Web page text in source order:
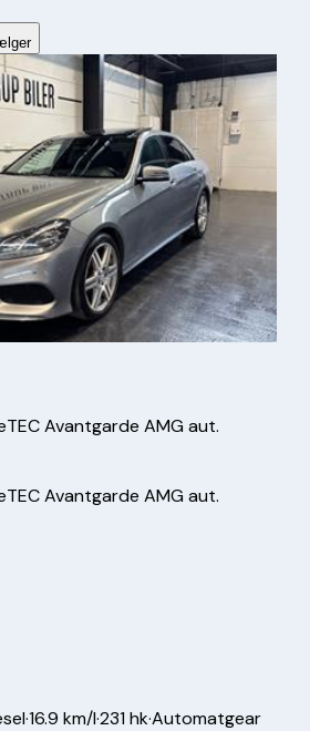
Avantgarde AMG aut.
Avantgarde AMG aut.
·16.9 km/l·231 hk·Automatgear